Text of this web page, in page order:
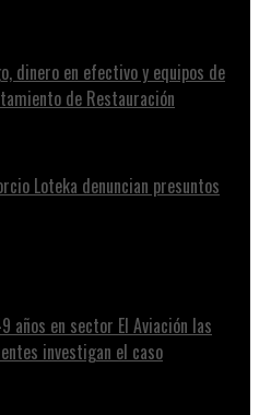
dinero en efectivo y equipos de
de Restauración
Loteka denuncian presuntos
años en sector El Aviación las
investigan el caso